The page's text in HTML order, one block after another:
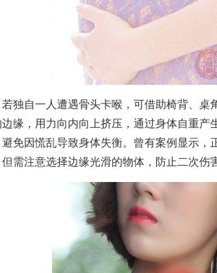
自一人遭遇骨头卡喉，可借助椅背、桌
缘，用力向内向上挤压，通过身体自重产
避免因慌乱导致身体失衡。曾有案例显示，
需注意选择边缘光滑的物体，防止二次伤